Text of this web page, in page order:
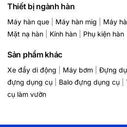
Thiết bị ngành hàn
Máy hàn que Máy hàn mig Máy
Mặt nạ hàn
Kính hàn Phụ kiện hàn
Sản phẩm khác
Xe đẩy di động Máy bơm Đựng
đựng dụng cụ
Balo đựng dụng cụ
cụ làm vườn